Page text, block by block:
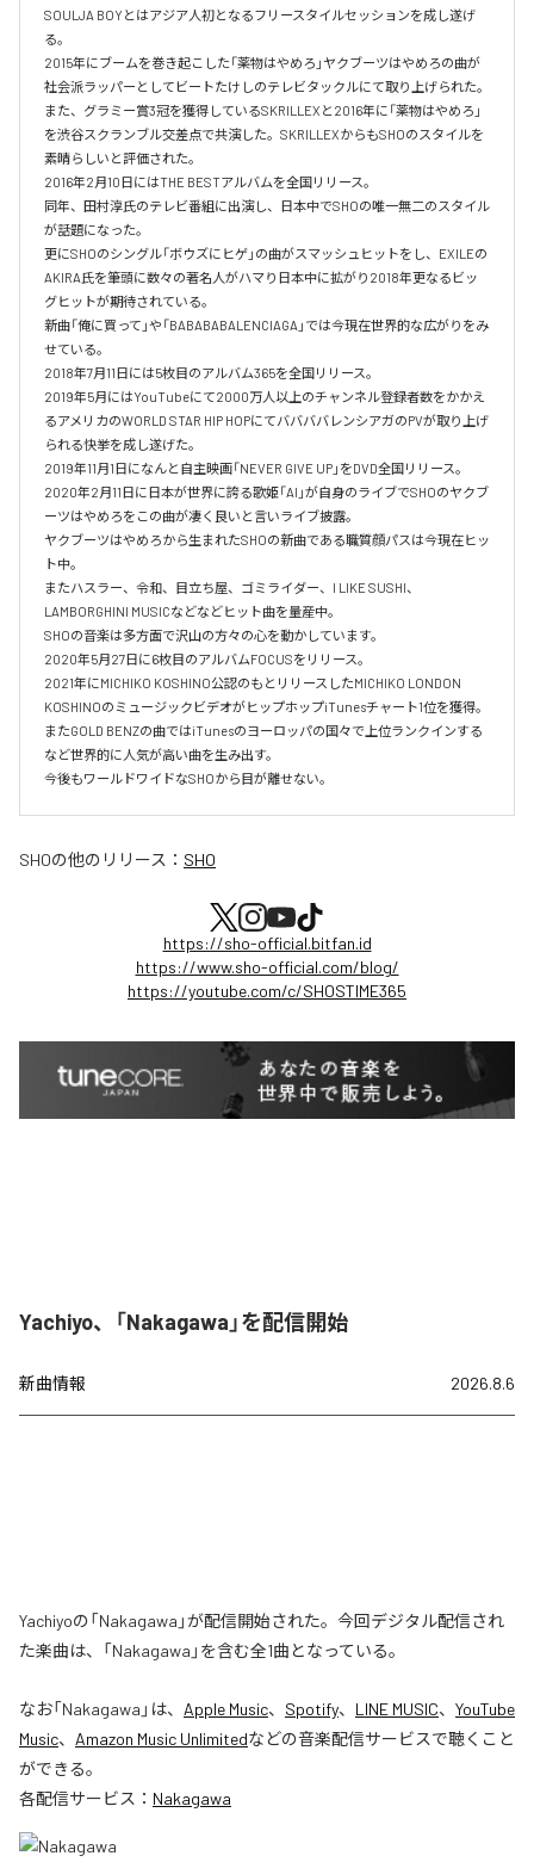
SOULJA BOYとはアジア人初となるフリースタイルセッションを成し遂げ
る。
2015年にブームを巻き起こした「薬物はやめろ」ヤクブーツはやめろの曲が
社会派ラッパーとしてビートたけしのテレビタックルにて取り上げられた。
また、グラミー賞3冠を獲得しているSKRILLEXと2016年に「薬物はやめろ」
を渋谷スクランブル交差点で共演した。SKRILLEXからもSHOのスタイルを
素晴らしいと評価された。
2016年2月10日にはTHE BESTアルバムを全国リリース。
同年、田村淳氏のテレビ番組に出演し、日本中でSHOの唯一無二のスタイル
が話題になった。
更にSHOのシングル「ボウズにヒゲ」の曲がスマッシュヒットをし、EXILEの
AKIRA氏を筆頭に数々の著名人がハマり日本中に拡がり2018年更なるビッ
グヒットが期待されている。
新曲「俺に買って」や「BABABABALENCIAGA」では今現在世界的な広がりをみ
せている。
2018年7月11日には5枚目のアルバム365を全国リリース。
2019年5月にはYouTubeにて2000万人以上のチャンネル登録者数をかかえ
るアメリカのWORLD STAR HIP HOPにてババババレンシアガのPVが取り上げ
られる快挙を成し遂げた。
2019年11月1日になんと自主映画「NEVER GIVE UP」をDVD全国リリース。
2020年2月11日に日本が世界に誇る歌姫「AI」が自身のライブでSHOのヤクブ
ーツはやめろをこの曲が凄く良いと言いライブ披露。
ヤクブーツはやめろから生まれたSHOの新曲である職質顔パスは今現在ヒッ
ト中。
またハスラー、令和、目立ち屋、ゴミライダー、I LIKE SUSHI、
LAMBORGHINI MUSICなどなどヒット曲を量産中。
SHOの音楽は多方面で沢山の方々の心を動かしています。
2020年5月27日に6枚目のアルバムFOCUSをリリース。
2021年にMICHIKO KOSHINO公認のもとリリースしたMICHIKO LONDON
KOSHINOのミュージックビデオがヒップホップiTunesチャート1位を獲得。
またGOLD BENZの曲ではiTunesのヨーロッパの国々で上位ランクインする
など世界的に人気が高い曲を生み出す。
今後もワールドワイドなSHOから目が離せない。
SHOの他のリリース： SHO
https://sho-official.bitfan.id
https://www.sho-official.com/blog/
https://youtube.com/c/SHOSTIME365
Yachiyo、「Nakagawa」を配信開始
新曲情報 2026.8.6
Yachiyoの「Nakagawa」が配信開始された。今回デジタル配信され
た楽曲は、「Nakagawa」を含む全1曲となっている。
なお「Nakagawa 」は、 Apple Music、 Spotify、 LINE MUSIC、 YouTube
Music、 Amazon Music Unlimitedなどの音楽配信サービスで聴くこと
ができる。
各配信サービス： Nakagawa